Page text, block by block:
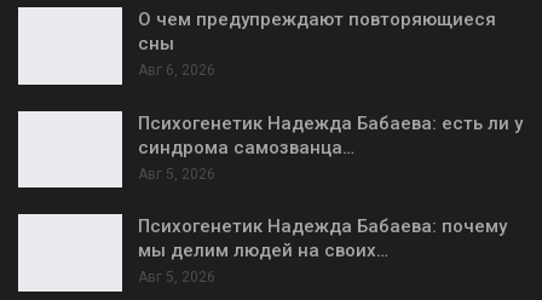
О чем предупреждают повторяющиеся
сны
Авг 6, 2026
Психогенетик Надежда Бабаева: есть ли у
синдрома самозванца…
Авг 5, 2026
Психогенетик Надежда Бабаева: почему
мы делим людей на своих…
Авг 5, 2026